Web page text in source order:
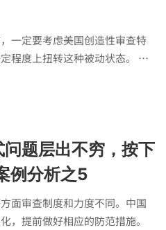
一定要考虑美国创造性审查特
程度上扭转这种被动状态。 …
题层出不穷，按下
例分析之5
面审查制度和力度不同。中国
，提前做好相应的防范措施。